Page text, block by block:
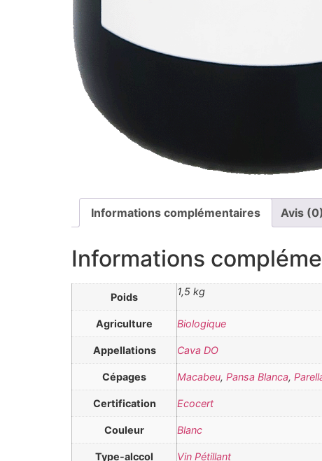
Informations complémentaires Avis (0)
Informations
Poids 1,5 kg
Agriculture Biologique
Appellations Cava DO
Cépages Macabeu, Pansa Blanca,
Certification Ecocert
Couleur Blanc
Type-alccol Vin Pétillant